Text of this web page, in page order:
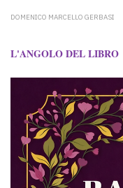
DOMENICO MARCELLO GERBASI
L'ANGOLO DEL LIBRO